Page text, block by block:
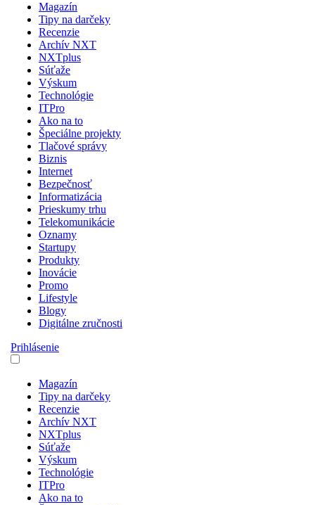
Magazín
Tipy na darčeky
Recenzie
Archív NXT
NXTplus
Súťaže
Výskum
Technológie
ITPro
Ako na to
Špeciálne projekty
Tlačové správy
Biznis
Internet
Bezpečnosť
Informatizácia
Prieskumy trhu
Telekomunikácie
Oznamy
Startupy
Produkty
Inovácie
Promo
Lifestyle
Blogy
Digitálne zručnosti
Prihlásenie
Magazín
Tipy na darčeky
Recenzie
Archív NXT
NXTplus
Súťaže
Výskum
Technológie
ITPro
Ako na to